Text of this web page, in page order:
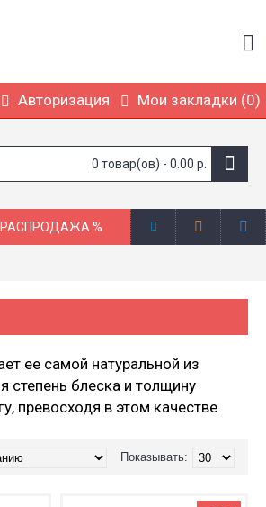
Авторизация Мои закладки (0)
0 товар(ов) - 0.00 р.
РАСПРОДАЖА %
ее самой натуральной из
степень блеска и толщину
превосходя в этом качестве
Показывать: